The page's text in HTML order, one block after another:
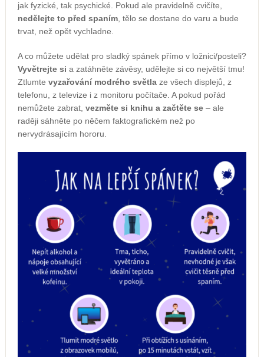
jak fyzické, tak psychické. Pokud ale pravidelně cvičíte,
nedělejte to před spaním, tělo se dostane do varu a bude
trvat, než opět vychladne.
A co můžete udělat pro sladký spánek přímo v ložnici/posteli?
Vyvětrejte si a zatáhněte závěsy, udělejte si co největší tmu!
Ztlumte vyzařování modrého světlaze všech displejů, z
telefonu, z televize i z monitoru počítače. A pokud pořád
nemůžete zabrat, vezměte si knihu a začtěte se– ale
raději sáhněte po něčem faktografickém než po
nervydrásajícím hororu.